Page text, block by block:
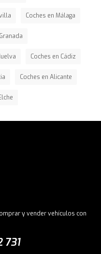
Coches en Málaga
Coches en Cádiz
Coches en Alicante
y vender vehículos con
731